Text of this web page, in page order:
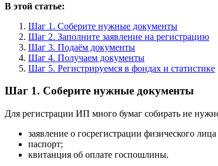
В этой статье:
Шаг 1. Соберите нужные документы
Шаг 2. Заполните заявление на регистрацию
Шаг 3. Подаём документы
Шаг 4. Получаем документы
Шаг 5. Регистрируемся в фондах и статистике
Шаг 1. Соберите нужные документы
Для регистрации ИП много бумаг собирать не
заявление о госрегистрации физического
паспорт;
квитанция об оплате госпошлины.